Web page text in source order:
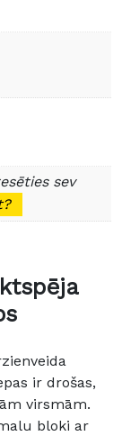
sev
ir drošas,
virsmām.
bloki ar